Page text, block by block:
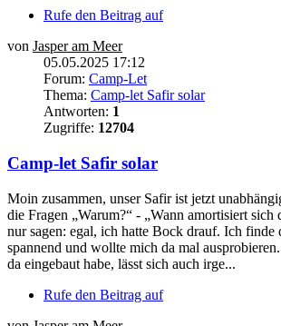
Rufe den Beitrag auf
von Jasper am Meer
05.05.2025 17:12
Forum: Camp-Let
Thema: Camp-let Safir solar
Antworten: 1
Zugriffe: 12704
Camp-let Safir solar
Moin zusammen, unser Safir ist jetzt
die Fragen „Warum?“ - „Wann amortisiert sich
nur sagen: egal, ich hatte Bock drauf. Ich finde
spannend und wollte mich da mal
da eingebaut habe, lässt sich auch irge...
Rufe den Beitrag auf